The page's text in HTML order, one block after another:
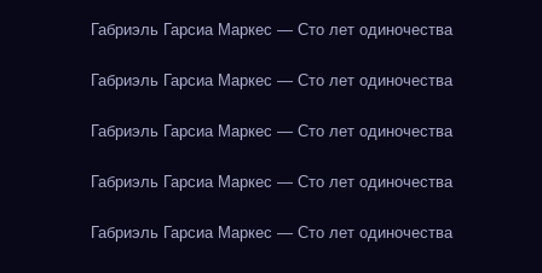
Габриэль Гарсиа Маркес — Сто лет одиночества
Габриэль Гарсиа Маркес — Сто лет одиночества
Габриэль Гарсиа Маркес — Сто лет одиночества
Габриэль Гарсиа Маркес — Сто лет одиночества
Габриэль Гарсиа Маркес — Сто лет одиночества